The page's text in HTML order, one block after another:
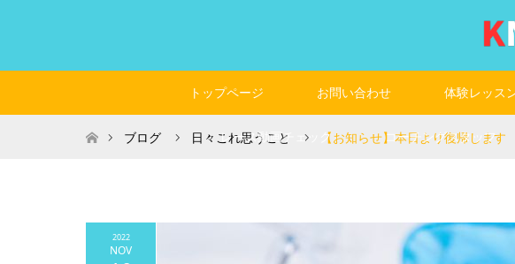
トップページ お問い合わせ 体験レッス
レース動画チェック コーチングスタッフ
ホームブログ 日々これ思うこと 【お知らせ】本日より復帰します
2022
NOV